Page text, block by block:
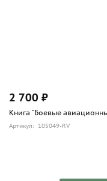
2 700 ₽
Книга "Боевые
Артикул: 105049-RV